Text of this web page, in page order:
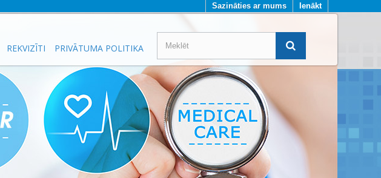
Ienākt
Sazināties ar mums
REKVIZĪTI PRIVĀTUMA POLITIKA